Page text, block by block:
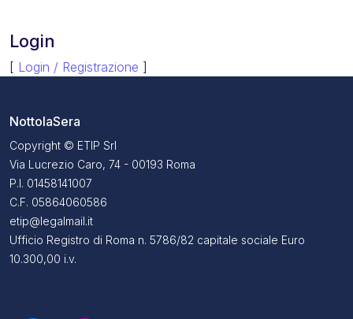
Login
[ Login / Registrazione ]
NottolaSera
Copyright © ETIP Srl
Via Lucrezio Caro, 74 - 00193 Roma
P.I. 01458141007
C.F. 05864060586
etip@legalmail.it
Ufficio Registro di Roma n. 5786/82 capitale sociale Euro
10.300,00 i.v.